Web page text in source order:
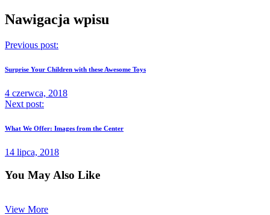
Nawigacja wpisu
Previous post:
Surprise Your Children with these Awesome Toys
4 czerwca, 2018
Next post:
What We Offer: Images from the Center
14 lipca, 2018
You May Also Like
View More